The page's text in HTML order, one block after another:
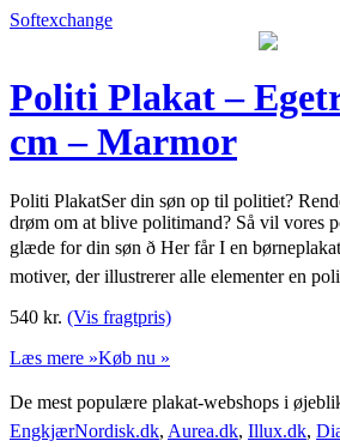
Softexchange
Politi Plakat –
cm – Marmor
Politi PlakatSer din søn op til politiet?
drøm om at blive politimand? Så vil vores
glæde for din søn ð Her får I en
motiver, der illustrerer alle elementer en
540 kr. (Vis fragtpris)
Læs mere »Køb nu »
De mest populære plakat-webshops i
EngkjærNordisk.dk, Aurea.dk, Illux.dk,